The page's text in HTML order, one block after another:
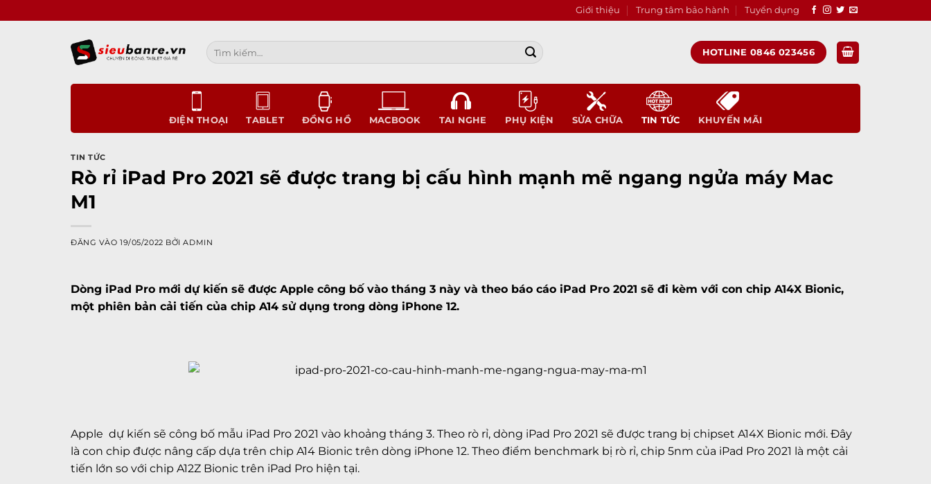
qua
Giới thiệu Trung tâm bảo hành Tuyển dụng
Tìm
kiếm:
HOTLINE 0846 023456
ĐIỆN THOẠI TABLET ĐỒNG HỒ MACBOOK TAI NGHE PHỤ KIỆN SỬA CHỮA TIN TỨC KHUYẾN MÃI
TIN TỨC
Rò rỉ iPad Pro 2021 sẽ được trang bị cấu hình mạnh mẽ ngang ngửa máy Mac
M1
ĐĂNG VÀO19/05/2022 BỞIADMIN
Dòng iPad Pro mới dự kiến sẽ được Apple công bố vào tháng 3 này và theo báo cáo iPad Pro 2021 sẽ đi kèm với con chip A14X Bionic,
một phiên bản cải tiến của chip A14 sử dụng trong dòng iPhone 12.
Apple dự kiến sẽ công bố mẫu iPad Pro 2021 vào khoảng tháng 3. Theo rò rỉ, dòng iPad Pro 2021 sẽ được trang bị chipset A14X Bionic mới. Đây
là con chip được nâng cấp dựa trên chip A14 Bionic trên dòng iPhone 12. Theo điểm benchmark bị rò rỉ, chip 5nm của iPad Pro 2021 là một cải
tiến lớn so với chip A12Z Bionic trên iPad Pro hiện tại.